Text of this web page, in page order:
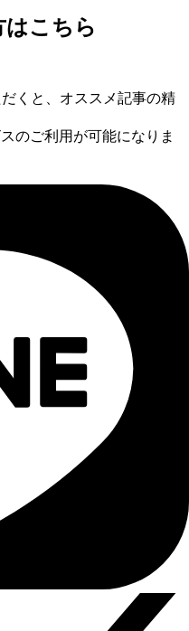
こちら
くと、オススメ記事の精
のご利用が可能になりま